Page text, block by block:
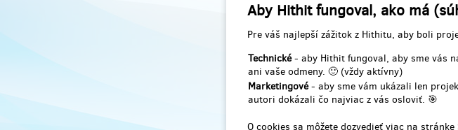
Aby Hithit fungoval, ako má
Pre váš najlepší zážitok z Hithitu, aby boli
Technické- aby Hithit fungoval, aby sme vás
ani vaše odmeny. 🙂 (vždy aktívny)
Marketingové- aby sme vám ukázali len
autori dokázali čo najviac z vás osloviť. 🎯
O cookies sa môžete dozvedieť viac na stránke